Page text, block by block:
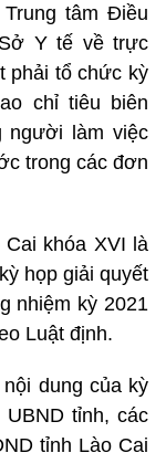
tâm Điều
Y tế về trực
phải tổ chức kỳ
chỉ tiêu biên
người làm việc
trong các đơn
khóa XVI là
họp giải quyết
nhiệm kỳ 2021
Luật định.
dung của kỳ
tỉnh, các
tỉnh Lào Cai